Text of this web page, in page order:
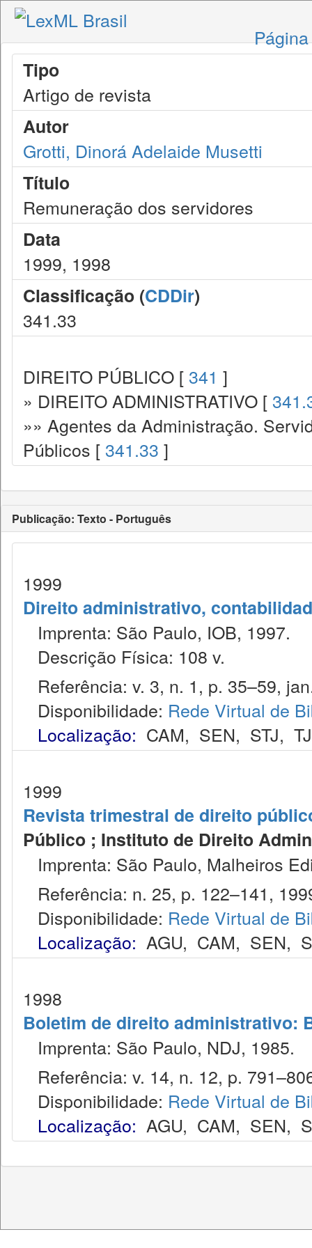
Tipo
Artigo de revista
Autor
Grotti, Dinorá Adelaide Musetti
Título
Remuneração dos servidores
Data
1999, 1998
Classificação (CDDir)
341.33
DIREITO PÚBLICO [ 341 ]
» DIREITO ADMINISTRATIVO [
»» Agentes da Administração.
Públicos [ 341.33 ]
Publicação: Texto - Português
1999
Direito administrativo,
Imprenta: São Paulo, IOB, 1997.
Descrição Física: 108 v.
Referência: v. 3, n. 1, p. 35–59,
Disponibilidade: Rede Virtual de
Localização: CAM, SEN, STJ,
1999
Revista trimestral de direito
Público ; Instituto de Direito
Imprenta: São Paulo, Malheiros
Referência: n. 25, p. 122–141,
Disponibilidade: Rede Virtual de
Localização: AGU, CAM, SEN,
1998
Boletim de direito administrativo:
Imprenta: São Paulo, NDJ, 1985.
Referência: v. 14, n. 12, p.
Disponibilidade: Rede Virtual de
Localização: AGU, CAM, SEN,